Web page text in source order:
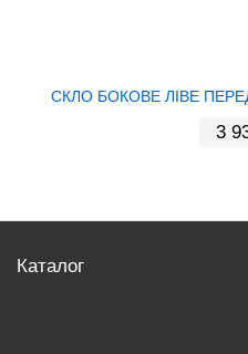
СКЛО БОКОВЕ ЛІВЕ
3
Каталог